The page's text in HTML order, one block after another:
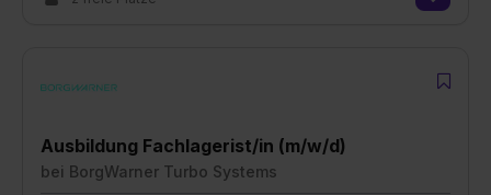
Ausbildung Fachlagerist/in (m/w/d)
bei BorgWarner Turbo Systems